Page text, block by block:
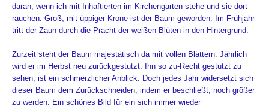
daran, wenn ich mit Inhaftierten im Kirchengarten stehe und sie dort
rauchen. Groß, mit üppiger Krone ist der Baum geworden. Im Frühjahr
tritt der Zaun durch die Pracht der weißen Blüten in den Hintergrund.
Zurzeit steht der Baum majestätisch da mit vollen Blättern. Jährlich
wird er im Herbst neu zurückgestutzt. Ihn so zu-Recht gestutzt zu
sehen, ist ein schmerzlicher Anblick. Doch jedes Jahr widersetzt sich
dieser Baum dem Zurückschneiden, indem er beschließt, noch größer
zu werden. Ein schönes Bild für ein sich immer wieder